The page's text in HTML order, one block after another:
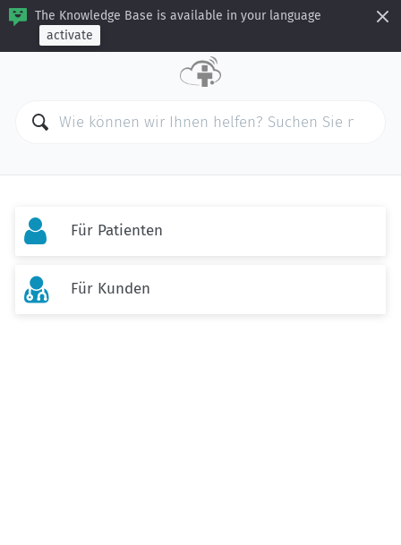
The Knowledge Base is available in your language
activate
 Für Patienten
 Für Kunden